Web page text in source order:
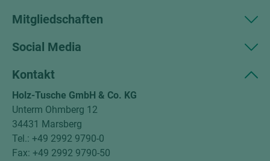
Mitgliedschaften
Social Media
Kontakt
Holz-Tusche GmbH & Co. KG
Unterm Ohmberg 12
34431 Marsberg
Tel.: +49 2992 9790-0
Fax: +49 2992 9790-50